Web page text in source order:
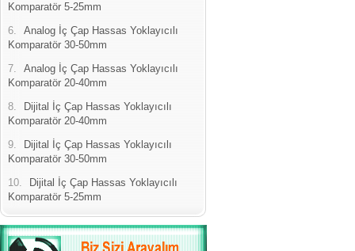
Komparatör 5-25mm
6.
Analog İç Çap Hassas Yoklayıcılı
Komparatör 30-50mm
7.
Analog İç Çap Hassas Yoklayıcılı
Komparatör 20-40mm
8.
Dijital İç Çap Hassas Yoklayıcılı
Komparatör 20-40mm
9.
Dijital İç Çap Hassas Yoklayıcılı
Komparatör 30-50mm
10.
Dijital İç Çap Hassas Yoklayıcılı
Komparatör 5-25mm